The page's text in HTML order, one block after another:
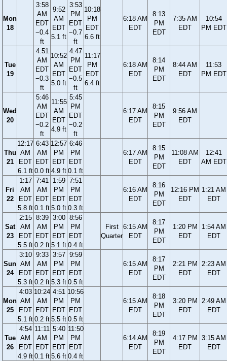
Mon
18
3:58
AM
EDT
−0.4
ft
9:52
AM
EDT
5.1 ft
3:53
PM
EDT
−0.7
ft
10:18
PM
EDT
6.6 ft
6:18 AM
EDT
8:13
PM
EDT
7:35 AM
EDT
10:54
PM EDT
Tue
19
4:51
AM
EDT
−0.3
ft
10:52
AM
EDT
5.0 ft
4:47
PM
EDT
−0.5
ft
11:17
PM
EDT
6.4 ft
6:18 AM
EDT
8:14
PM
EDT
8:44 AM
EDT
11:53
PM EDT
Wed
20
5:46
AM
EDT
−0.2
ft
11:55
AM
EDT
4.9 ft
5:45
PM
EDT
−0.2
ft
6:17 AM
EDT
8:15
PM
EDT
9:56 AM
EDT
Thu
21
12:17
AM
EDT
6.1 ft
6:43
AM
EDT
0.0 ft
12:57
PM
EDT
4.9 ft
6:46
PM
EDT
0.1 ft
6:17 AM
EDT
8:15
PM
EDT
11:08 AM
EDT
12:41
AM EDT
Fri
22
1:17
AM
EDT
5.8 ft
7:41
AM
EDT
0.1 ft
1:59
PM
EDT
5.0 ft
7:51
PM
EDT
0.3 ft
6:16 AM
EDT
8:16
PM
EDT
12:16 PM
EDT
1:21 AM
EDT
Sat
23
2:15
AM
EDT
5.5 ft
8:39
AM
EDT
0.2 ft
3:00
PM
EDT
5.1 ft
8:56
PM
EDT
0.4 ft
First
Quarter
6:15 AM
EDT
8:17
PM
EDT
1:20 PM
EDT
1:54 AM
EDT
Sun
24
3:10
AM
EDT
5.3 ft
9:33
AM
EDT
0.2 ft
3:57
PM
EDT
5.3 ft
9:59
PM
EDT
0.5 ft
6:15 AM
EDT
8:17
PM
EDT
2:21 PM
EDT
2:23 AM
EDT
Mon
25
4:03
AM
EDT
5.1 ft
10:24
AM
EDT
0.2 ft
4:51
PM
EDT
5.5 ft
10:56
PM
EDT
0.5 ft
6:15 AM
EDT
8:18
PM
EDT
3:20 PM
EDT
2:49 AM
EDT
Tue
26
4:54
AM
EDT
4.9 ft
11:11
AM
EDT
0.1 ft
5:40
PM
EDT
5.6 ft
11:50
PM
EDT
0.4 ft
6:14 AM
EDT
8:19
PM
EDT
4:17 PM
EDT
3:15 AM
EDT